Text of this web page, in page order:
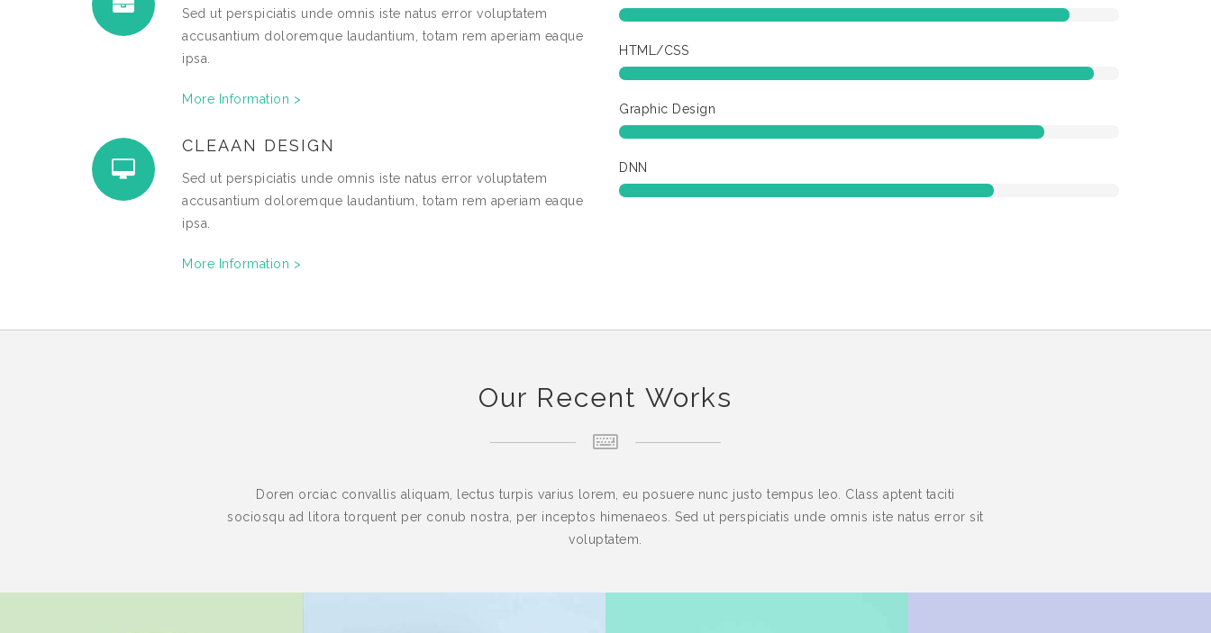
Sed ut perspiciatis unde omnis iste natus error voluptatem
accusantium doloremque laudantium, totam rem aperiam eaque
ipsa.
More Information >
CLEAAN DESIGN
Sed ut perspiciatis unde omnis iste natus error voluptatem
accusantium doloremque laudantium, totam rem aperiam eaque
ipsa.
More Information >
HTML/CSS
Graphic Design
DNN
Our Recent Works
Doren orciac convallis aliquam, lectus turpis varius lorem, eu posuere nunc justo tempus leo. Class aptent taciti
sociosqu ad litora torquent per conub nostra, per inceptos himenaeos. Sed ut perspiciatis unde omnis iste natus error sit
voluptatem.